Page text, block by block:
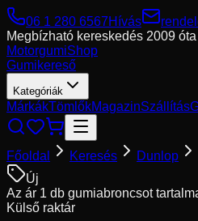
06 1 280 6567Hívás
Megbízható kereskedés 2009 óta
MotorgumiShop
Gumikereső
Kategóriák
MárkákTömlőkMagazinSzállítás
Főoldal Keresés Dunlop
Új
Az ár 1 db gumiabroncsot
Külső raktár